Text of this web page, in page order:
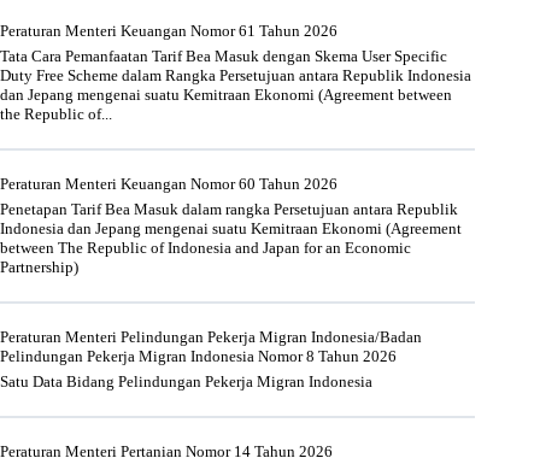
Peraturan Menteri Keuangan Nomor 61 Tahun 2026
Tata Cara Pemanfaatan Tarif Bea Masuk dengan Skema User Specific
Duty Free Scheme dalam Rangka Persetujuan antara Republik Indonesia
dan Jepang mengenai suatu Kemitraan Ekonomi (Agreement between
the Republic of...
Peraturan Menteri Keuangan Nomor 60 Tahun 2026
Penetapan Tarif Bea Masuk dalam rangka Persetujuan antara Republik
Indonesia dan Jepang mengenai suatu Kemitraan Ekonomi (Agreement
between The Republic of Indonesia and Japan for an Economic
Partnership)
Peraturan Menteri Pelindungan Pekerja Migran Indonesia/Badan
Pelindungan Pekerja Migran Indonesia Nomor 8 Tahun 2026
Satu Data Bidang Pelindungan Pekerja Migran Indonesia
Peraturan Menteri Pertanian Nomor 14 Tahun 2026